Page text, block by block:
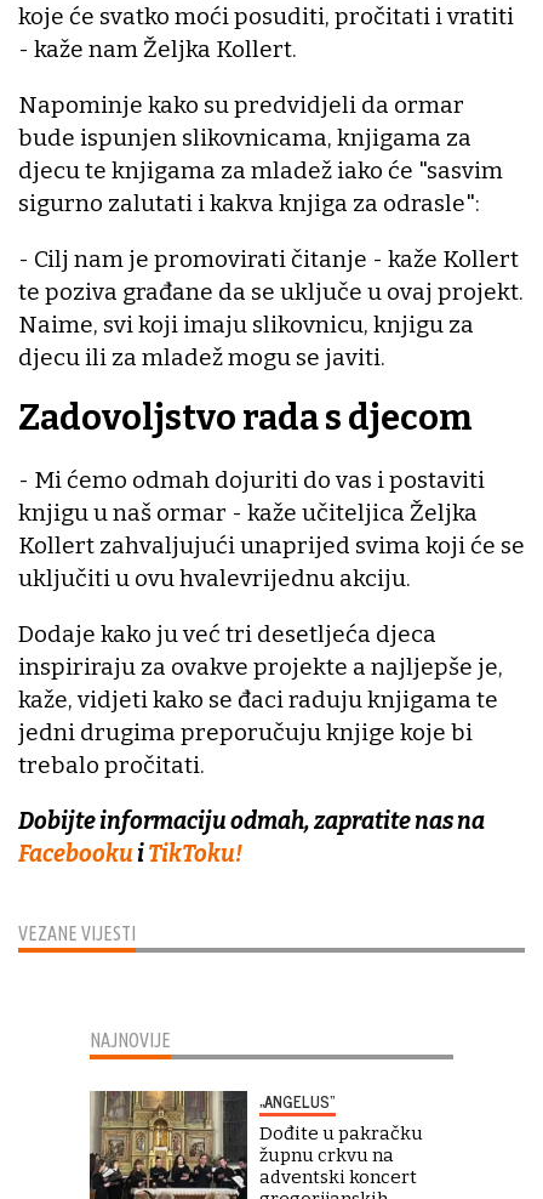
VEZANE VIJESTI
koje će svatko moći posuditi, pročitati i vratiti
- kaže nam Željka Kollert.
Napominje kako su predvidjeli da ormar
bude ispunjen slikovnicama, knjigama za
djecu te knjigama za mladež iako će "sasvim
sigurno zalutati i kakva knjiga za odrasle":
- Cilj nam je promovirati čitanje - kaže Kollert
te poziva građane da se uključe u ovaj projekt.
Naime, svi koji imaju slikovnicu, knjigu za
djecu ili za mladež mogu se javiti.
Zadovoljstvo rada s djecom
- Mi ćemo odmah dojuriti do vas i postaviti
knjigu u naš ormar - kaže učiteljica Željka
Kollert zahvaljujući unaprijed svima koji će se
uključiti u ovu hvalevrijednu akciju.
Dodaje kako ju već tri desetljeća djeca
inspiriraju za ovakve projekte a najljepše je,
kaže, vidjeti kako se đaci raduju knjigama te
jedni drugima preporučuju knjige koje bi
trebalo pročitati.
Dobijte informaciju odmah, zapratite nas na
FacebookuiTikToku!
NAJNOVIJE
„ANGELUS“
Dođite u pakračku
župnu crkvu na
adventski koncert